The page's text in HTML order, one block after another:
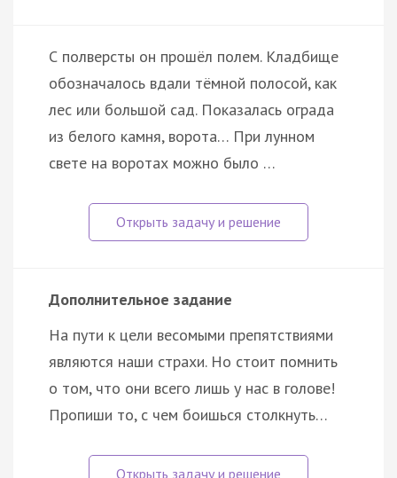
С полверсты он прошёл полем. Кладбище
обозначалось вдали тёмной полосой, как
лес или большой сад. Показалась ограда
из белого камня, ворота… При лунном
свете на воротах можно было …
Дополнительное задание
На пути к цели весомыми препятствиями
являются наши страхи. Но стоит помнить
о том, что они всего лишь у нас в голове!
Пропиши то, с чем боишься столкнуть…